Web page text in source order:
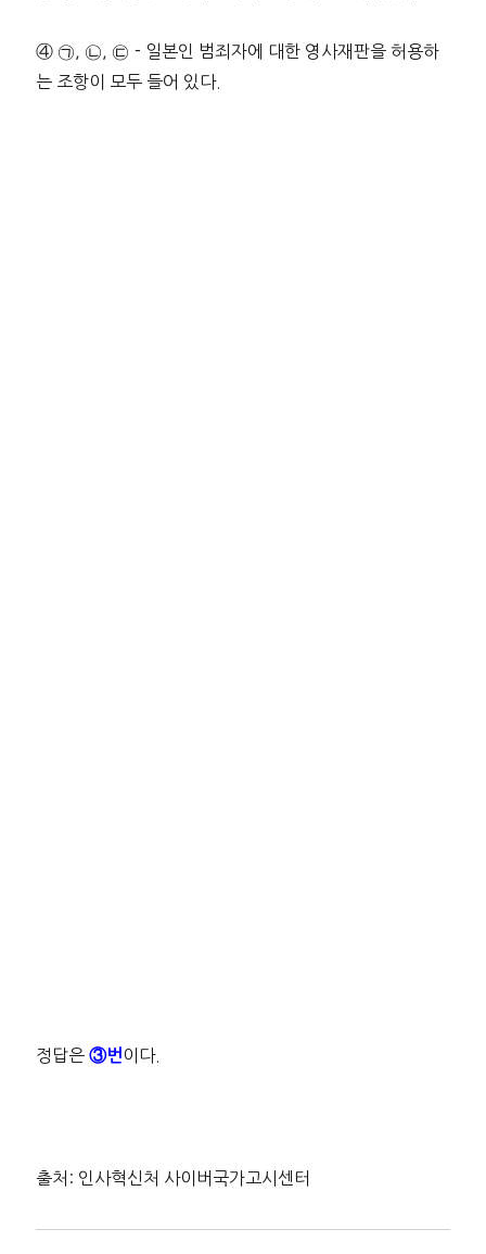
④ ㉠, ㉡, ㉢－일본인 범죄자에 대한 영사재판을 허용하
는 조항이 모두 들어 있다.
정답은③번 이다.
출처: 인사혁신처 사이버국가고시센터